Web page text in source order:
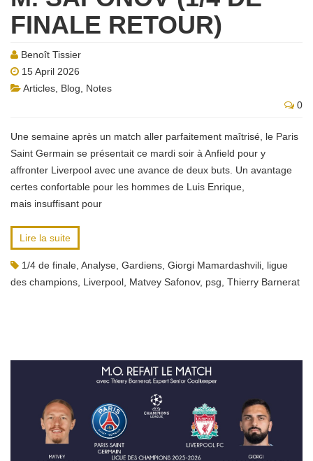
FINALE RETOUR)
Benoît Tissier
15 April 2026
Articles Blog
Notes
0
Une semaine après un match aller parfaitement maîtrisé, le Paris
Saint Germain se présentait ce mardi soir à Anfield pour y
affronter Liverpool avec une avance de deux buts. Un avantage
certes confortable pour les hommes de Luis Enrique,
mais insuffisant pour
Lire la suite
1/4 de finale Analyse Gardiens Giorgi Mamardashvili ligue
des champions Liverpool Matvey Safonov, psg Thierry Barnerat